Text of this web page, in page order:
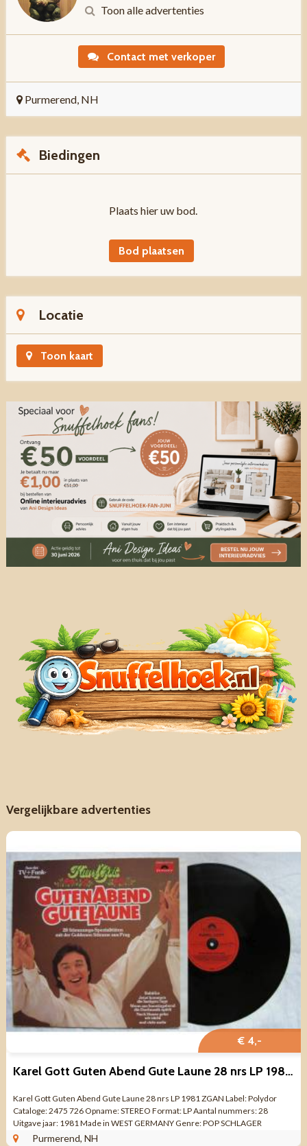
Toon alle advertenties
Contact met verkoper
Purmerend, NH
Biedingen
Plaats hier uw bod.
Bod plaatsen
Locatie
Toon kaart
Vergelijkbare advertenties
€ 4,-
Karel Gott Guten Abend Gute Laune 28 nrs LP 1981 ZGAN
Karel Gott Guten Abend Gute Laune 28 nrs LP 1981 ZGAN Label: Polydor
Cataloge: 2475 726 Opname: STEREO Format: LP Aantal nummers: 28
Uitgave jaar: 1981 Made in WEST GERMANY Genre: POP SCHLAGER
Kwaliteit: ZO GOED ALS NIEUW ...
Purmerend, NH